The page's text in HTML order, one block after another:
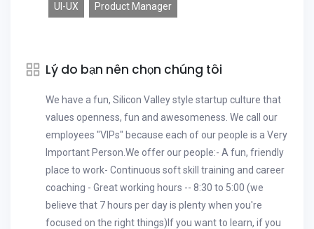
UI-UX Product Manager
Lý do bạn nên chọn chúng tôi
We have a fun, Silicon Valley style startup culture that
values openness, fun and awesomeness. We call our
employees "VIPs" because each of our people is a Very
Important Person.We offer our people:- A fun, friendly
place to work- Continuous soft skill training and career
coaching - Great working hours -- 8:30 to 5:00 (we
believe that 7 hours per day is plenty when you're
focused on the right things)If you want to learn, if you